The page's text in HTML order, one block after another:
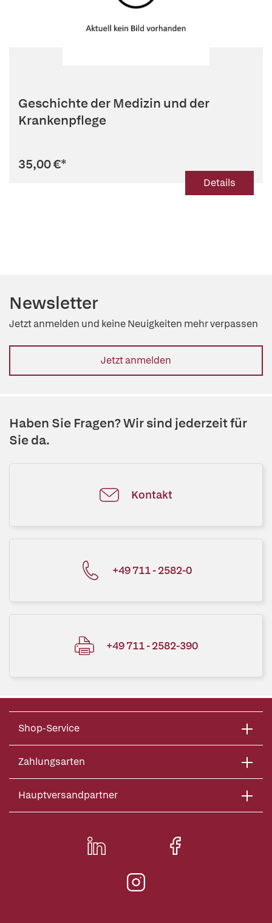
Geschichte der Medizin und der
Krankenpflege
35,00 €*
Details
Newsletter
Jetzt anmelden und keine Neuigkeiten mehr verpassen
Jetzt anmelden
Haben Sie Fragen? Wir sind jederzeit für
Sie da.
Kontakt
+49 711 - 2582-0
+49 711 - 2582-390
Shop-Service
Zahlungsarten
Hauptversandpartner